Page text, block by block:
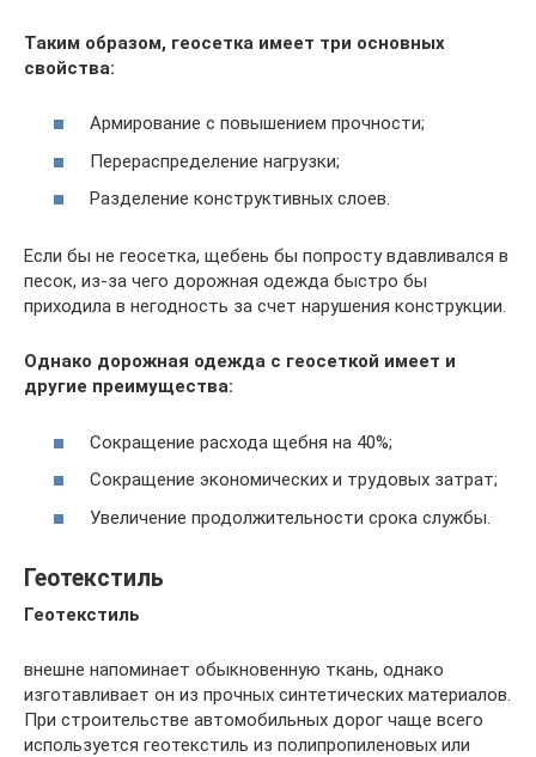
Таким образом, геосетка имеет три основных
свойства:
Армирование с повышением прочности;
Перераспределение нагрузки;
Разделение конструктивных слоев.
Если бы не геосетка, щебень бы попросту вдавливался в
песок, из-за чего дорожная одежда быстро бы
приходила в негодность за счет нарушения конструкции.
Однако дорожная одежда с геосеткой имеет и
другие преимущества:
Сокращение расхода щебня на 40%;
Сокращение экономических и трудовых затрат;
Увеличение продолжительности срока службы.
Геотекстиль
Геотекстиль
внешне напоминает обыкновенную ткань, однако
изготавливает он из прочных синтетических материалов.
При строительстве автомобильных дорог чаще всего
используется геотекстиль из полипропиленовых или